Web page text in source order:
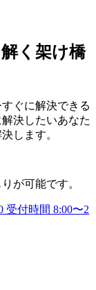
く架け橋
ぐに解決できる
決したいあなた
します。
受付時間 8:00〜2